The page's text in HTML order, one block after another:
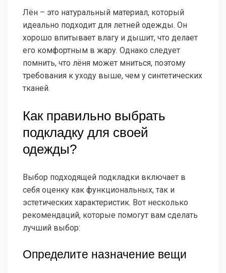
Лён – это натуральный материал, который
идеально подходит для летней одежды. Он
хорошо впитывает влагу и дышит, что делает
его комфортным в жару. Однако следует
помнить, что лёня может мниться, поэтому
требования к уходу выше, чем у синтетических
тканей.
Как правильно выбрать
подкладку для своей
одежды?
Выбор подходящей подкладки включает в
себя оценку как функциональных, так и
эстетических характеристик. Вот несколько
рекомендаций, которые помогут вам сделать
лучший выбор:
Определите назначение вещи